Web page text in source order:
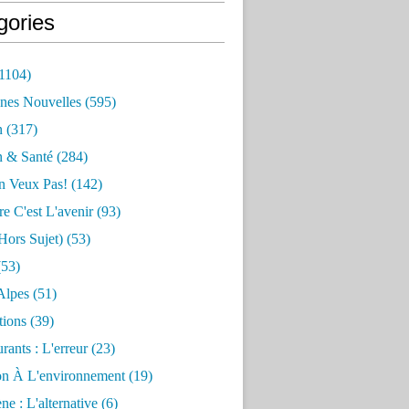
Nouvelles (595)
(317)
& Santé (284)
Veux Pas! (142)
C'est L'avenir(93)
Sujet) (53)
(51)
(39)
: L'erreur(23)
À L'environnement (19)
: L'alternative (6)